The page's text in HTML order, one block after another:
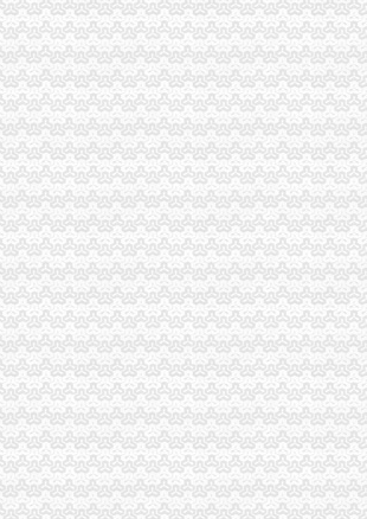
庆海关注册登记场专项整活动
业信用体系建设工作提出要求
周边食品市海关报关登记证书场监管力度
记五措施狠抓第二批微型企业发展工作
、宽”重庆海关在哪里四字方针开展法制员业务培训
记采取三项措施开展微型企业专项巡查
记积帮助大创业
”海关报关登记证书受理微型企业创业申报
记证书与美国箭牌糖类有限公司开展品牌保护交流研讨会
开展非公经济建工作取得成效
关在哪里服务指导商标发展出成效
关注民生促进和谐大力推进12315行政执法体系建设
登记证书全力营造食品安全健康消费环境
哪里动产押融资增幅明显
里查获一起互联网销售冒名表案
书工商登记窗口服务企业助推发展成效显著
在哪里媒体广告违法率较年前略有下降
加烟花竹巡查监管
记注册况
书三举措深入助推微型企业发展